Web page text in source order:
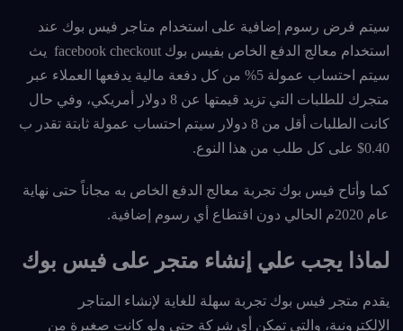
سيتم فرض رسوم إضافية على استخدام متاجر فيس بوك عند
استخدام معالج الدفع الخاص بفيس بوك facebook checkout يث
سيتم احتساب عمولة 5% من كل دفعة مالية يدفعها العملاء عبر
متجرك للطلبات التي تزيد قيمتها عن 8 دولار أمريكي، وفي
حال
كانت الطلبات أقل من 8 دولار سيتم احتساب عمولة ثابتة تقدر ب
0.40$ على كل طلب من هذا النوع.
كما وأتاح فيس بوك تجربة معالج الدفع الخاص به مجاناً حتى نهاية
عام 2020م الحالي دون اقتطاع أي رسوم إضافية.
لماذا يجب علي إنشاء متجر على فيس بوك
يقدم متجر فيس بوك تجربة سهلة للغاية لإنشاء المتاجر
الإلكترونية، والتي تمكن أي شركة حتى ولو كانت صغيرة من